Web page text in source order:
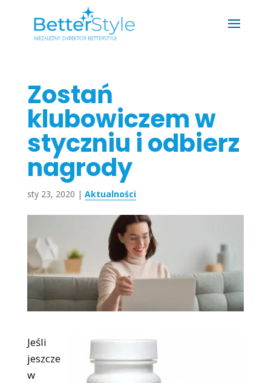
Zostań
klubowiczem w
styczniu i odbierz
nagrody
sty 23, 2020 | Aktualności
Jeśli
jeszcze
w